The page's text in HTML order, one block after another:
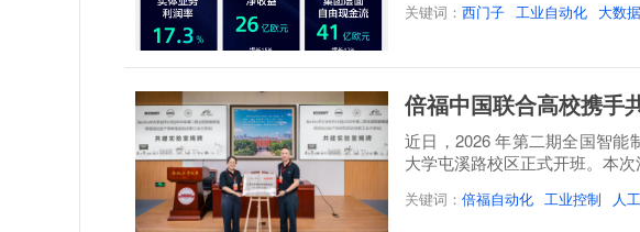
关键词： 西门子 工业自动化 大数据
倍福中国联合高校携手
近日，2026 年第二期全国智能
大学屯溪路校区正式开班。本
关键词： 倍福自动化 工业控制 人